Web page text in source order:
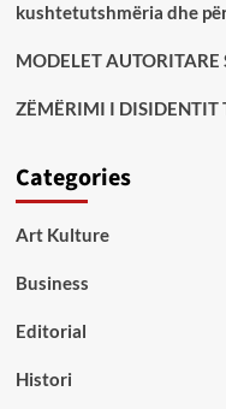
kushtetutshmëria dhe
MODELET AUTORITARE
ZËMËRIMI I DISIDENTIT
Categories
Art Kulture
Business
Editorial
Histori